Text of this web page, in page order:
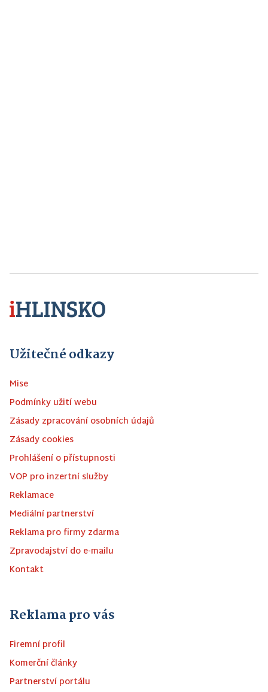
Užitečné odkazy
Mise
Podmínky užití webu
Zásady zpracování osobních údajů
Zásady cookies
Prohlášení o přístupnosti
VOP pro inzertní služby
Reklamace
Mediální partnerství
Reklama pro firmy zdarma
Zpravodajství do e-mailu
Kontakt
Reklama pro vás
Firemní profil
Komerční články
Partnerství portálu